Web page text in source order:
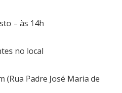
– às 14h
no local
(Rua Padre José Maria de